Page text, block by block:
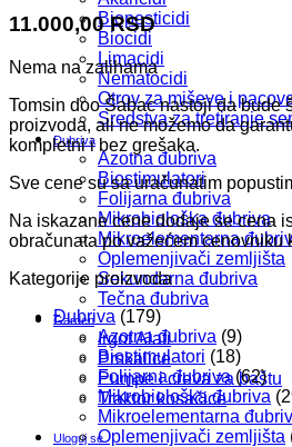
Biopesticidi
Biocidi
Limacidi
Nematocidi
Otrov za miševe i
Sredstva za tretiranje
Đubriva
Azotna đubriva
Biostimulatori
Folijarna đubriva
Mikrobiološka đubriva
Mikroelementarna
Oplemenjivači zemljišta
Sekundarna đubriva
Tečna đubriva
Garden
Irgot Alati
Prskalice
Pumpe i creva za baštu
Traktor kosačice
Uloguj se
11.000,00RSD
Nema na zalihama
Tomsin doo Šabac nastoji da bude
proizvoda, ali ne možemo da
kompletni i bez grešaka.
Sve cene su sa uračunatim
Na iskazane cene dodaje se cena
obračunata po važećem cenovniku
Kategorije proizvoda
Đubriva (179)
Azotna đubriva (9)
Biostimulatori (18)
Folijarna đubriva (62)
Mikrobiološka đubriva
Mikroelementarna
Oplemenjivači zemljišta